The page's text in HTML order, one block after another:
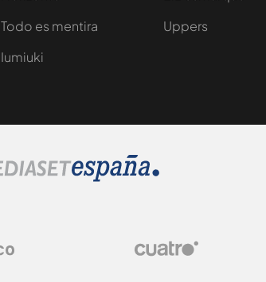
Todo es mentira
Iumiuki
Uppers